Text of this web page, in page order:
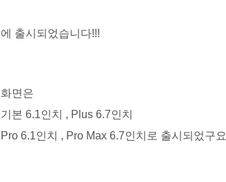
에 출시되었습니다!!!
화면은
기본 6.1인치 , Plus 6.7인치
Pro 6.1인치 , Pro Max 6.7인치로 출시되었구요